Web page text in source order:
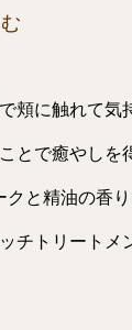
頬に触れて
とで癒やしを
と精油の香り
チトリートメ